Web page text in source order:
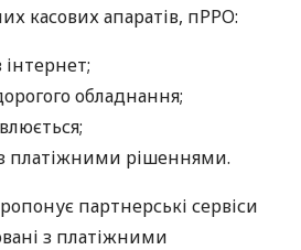
касових апаратів, пРРО:
обладнання;
з платіжними рішеннями.
партнерські сервіси
з платіжними